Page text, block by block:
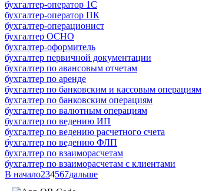
бухгалтер-оператор 1С
бухгалтер-оператор ПК
бухгалтер-операционист
бухгалтер ОСНО
бухгалтер-оформитель
бухгалтер первичной документации
бухгалтер по авансовым отчетам
бухгалтер по аренде
бухгалтер по банковским и кассовым операциям
бухгалтер по банковским операциям
бухгалтер по валютным операциям
бухгалтер по ведению ИП
бухгалтер по ведению расчетного счета
бухгалтер по ведению ФЛП
бухгалтер по взаиморасчетам
бухгалтер по взаиморасчетам с клиентами
В начало234567дальше